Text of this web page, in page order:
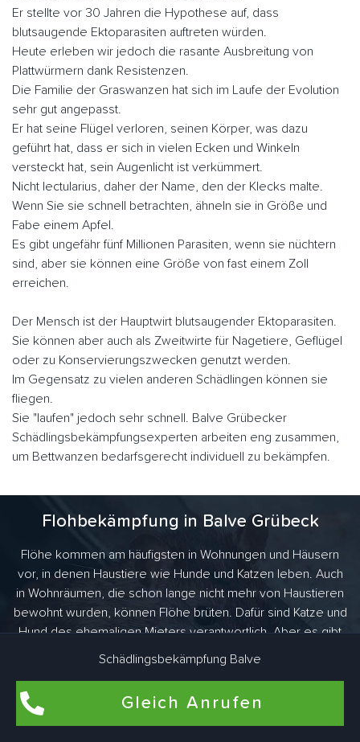
Er stellte vor 30 Jahren die Hypothese auf, dass
blutsaugende Ektoparasiten auftreten würden.
Heute erleben wir jedoch die rasante Ausbreitung von
Plattwürmern dank Resistenzen.
Die Familie der Graswanzen hat sich im Laufe der Evolution
sehr gut angepasst.
Er hat seine Flügel verloren, seinen Körper, was dazu
geführt hat, dass er sich in vielen Ecken und Winkeln
versteckt hat, sein Augenlicht ist verkümmert.
Nicht lectularius, daher der Name, den der Klecks malte.
Wenn Sie sie schnell betrachten, ähneln sie in Größe und
Fabe einem Apfel.
Es gibt ungefähr fünf Millionen Parasiten, wenn sie nüchtern
sind, aber sie können eine Größe von fast einem Zoll
erreichen.
Der Mensch ist der Hauptwirt blutsaugender Ektoparasiten.
Sie können aber auch als Zweitwirte für Nagetiere, Geflügel
oder zu Konservierungszwecken genutzt werden.
Im Gegensatz zu vielen anderen Schädlingen können sie
fliegen.
Sie "laufen" jedoch sehr schnell. Balve Grübecker
Schädlingsbekämpfungsexperten arbeiten eng zusammen,
um Bettwanzen bedarfsgerecht individuell zu bekämpfen.
Flohbekämpfung in Balve Grübeck
Flöhe kommen am häufigsten in Wohnungen und Häusern
vor, in denen Haustiere wie Hunde und Katzen leben. Auch
in Wohnräumen, die schon lange nicht mehr von Haustieren
bewohnt wurden, können Flöhe brüten. Dafür sind Katze und
Hund des ehemaligen Mieters verantwortlich. Aber es gibt
Überträger kommen vor allem haarige Vertreter wie Ratten,
Schädlingsbekämpfung Balve
Gleich Anrufen